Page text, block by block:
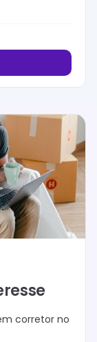
corretor no